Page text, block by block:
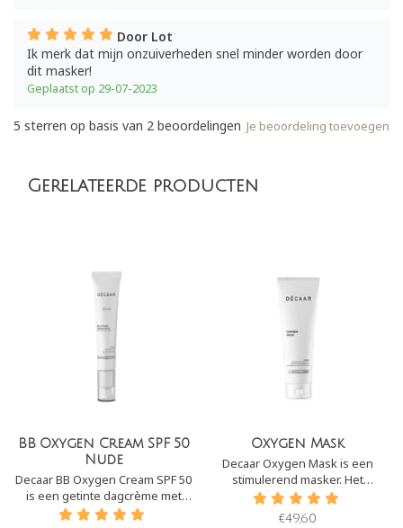
Door Lot
Ik merk dat mijn onzuiverheden snel minder worden door
dit masker!
Geplaatst op 29-07-2023
Je beoordeling toevoegen
5 sterren op basis van 2 beoordelingen
Gerelateerde producten
BB Oxygen Cream SPF 50
Nude
Decaar BB Oxygen Cream SPF 50
is een getinte dagcrème met
SPF50. Het zorgt voor een
Oxygen Mask
Decaar Oxygen Mask is een
stimulerend masker. Het
kalmeert, hydrateert en herstelt
alle huidfuncties door het
€49,60